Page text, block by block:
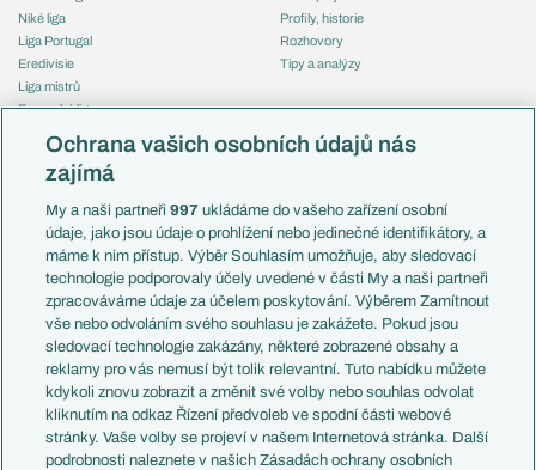
Niké liga
Liga Portugal
Eredivisie
Liga mistrů
Evropská liga
Mistrovství světa
Liga národů
Témata
Představení týmů MS
EuroSkauting
PL v kostce
Evropské koeficienty
Přestupy
Přestupové spekulace
Zranění
Kluby
Arsenal FC
Profily, historie
Rozhovory
Tipy a analýzy
Česko
Francie
Itálie
Německo
Španělsko
Argentina
Brazílie
Přestupy
Zápasy
Livescore
Tipovací soutěž
Ochrana vašich osobních údajů nás
zajímá
My a naši partneři997 ukládáme do vašeho zařízení osobní
údaje, jako jsou údaje o prohlížení nebo jedinečné identifikátory, a
máme k nim přístup. Výběr Souhlasím umožňuje, aby sledovací
technologie podporovaly účely uvedené v části My a naši partneři
zpracováváme údaje za účelem poskytování. Výběrem Zamítnout
vše nebo odvoláním svého souhlasu je zakážete. Pokud jsou
sledovací technologie zakázány, některé zobrazené obsahy a
reklamy pro vás nemusí být tolik relevantní. Tuto nabídku můžete
kdykoli znovu zobrazit a změnit své volby nebo souhlas odvolat
kliknutím na odkaz Řízení předvoleb ve spodní části webové
stránky. Vaše volby se projeví v našem Internetová stránka. Další
podrobnosti naleznete v našich Zásadách ochrany osobních